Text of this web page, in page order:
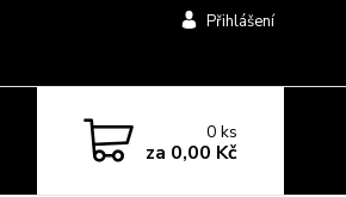
Přihlášení
0ks
za 0,00 Kč